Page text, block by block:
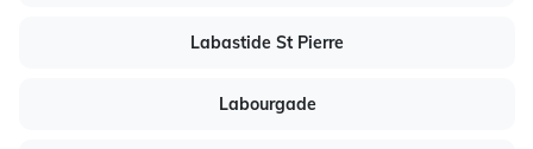
Labastide St Pierre
Labourgade